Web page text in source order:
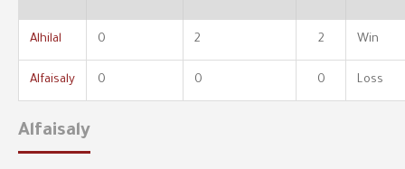
Alhilal 0 2 2 Win
Alfaisaly 0 0 0 Loss
Alfaisaly